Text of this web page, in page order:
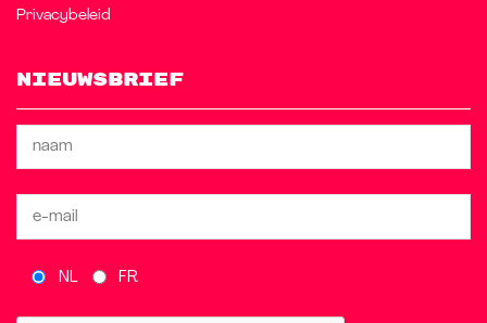
Privacybeleid
Nieuwsbrief
NL FR